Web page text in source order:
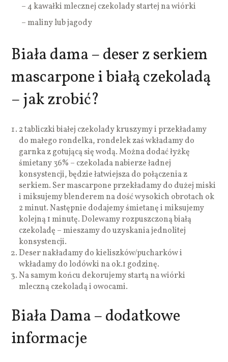
– 4 kawałki mlecznej czekolady startej na wiórki
– maliny lub jagody
Biała dama – deser z serkiem
mascarpone i białą czekoladą
– jak zrobić?
2 tabliczki białej czekolady kruszymy i przekładamy
do małego rondelka, rondelek zaś wkładamy do
garnka z gotującą się wodą. Można dodać łyżkę
śmietany 36% – czekolada nabierze ładnej
konsystencji, będzie łatwiejsza do połączenia z
serkiem. Ser mascarpone przekładamy do dużej miski
i miksujemy blenderem na dość wysokich obrotach ok
2 minut. Następnie dodajemy śmietanę i miksujemy
kolejną 1 minutę. Dolewamy rozpuszczoną białą
czekoladę – mieszamy do uzyskania jednolitej
konsystencji.
Deser nakładamy do kieliszków/pucharków i
wkładamy do lodówki na ok.1 godzinę.
Na samym końcu dekorujemy startą na wiórki
mleczną czekoladą i owocami.
Biała Dama – dodatkowe
informacje